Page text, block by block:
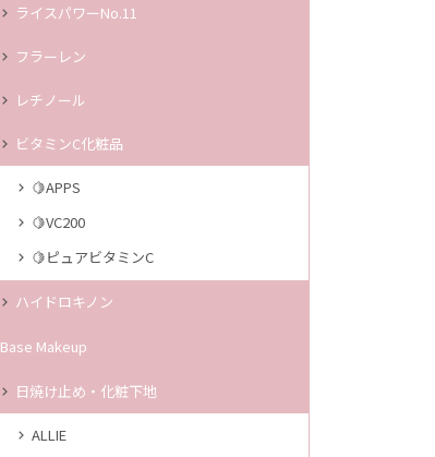
ライスパワーNo.11
フラーレン
レチノール
ビタミンC化粧品
🍋APPS
🍋VC200
🍋ピュアビタミンC
ハイドロキノン
Base Makeup
日焼け止め・化粧下地
ALLIE